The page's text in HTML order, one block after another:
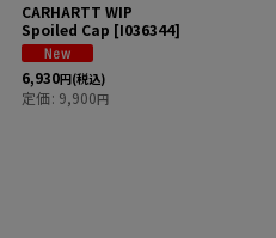
CARHARTT WIP
Spoiled Cap [I036344]
6,930円(税込)
定価: 9,900円